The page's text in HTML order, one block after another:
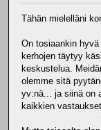
Tähän mielelläni
On tosiaankin
kerhojen täytyy
keskustelua.
olemme sitä
yv:nä... ja siinä on
kaikkien